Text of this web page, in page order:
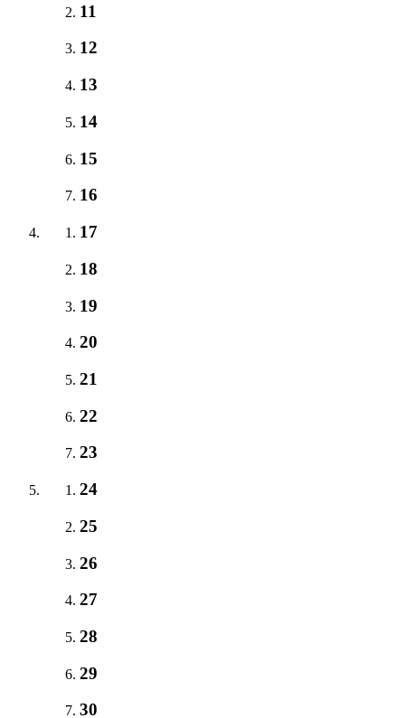
11
12
13
14
15
16
17
18
19
20
21
22
23
24
25
26
27
28
29
30